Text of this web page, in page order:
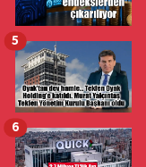
5
6